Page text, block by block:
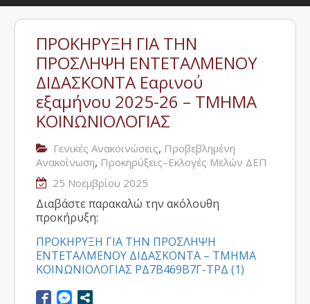
ΠΡΟΚΗΡΥΞΗ ΓΙΑ ΤΗΝ
ΠΡΟΣΛΗΨΗ ΕΝΤΕΤΑΛΜΕΝΟΥ
ΔΙΔΑΣΚΟΝΤΑ Εαρινού
εξαμήνου 2025-26 – ΤΜΗΜΑ
ΚΟΙΝΩΝΙΟΛΟΓΙΑΣ
Γενικές Ανακοινώσεις, Προβεβλημένη
Ανακοίνωση, Προκηρύξεις–Εκλογές Μελών ΔΕΠ
25 Νοεμβρίου 2025
Διαβάστε παρακαλώ την ακόλουθη
προκήρυξη:
ΠΡΟΚΗΡΥΞΗ ΓΙΑ ΤΗΝ ΠΡΟΣΛΗΨΗ
ΕΝΤΕΤΑΛΜΕΝΟΥ ΔΙΔΑΣΚΟΝΤΑ – ΤΜΗΜΑ
ΚΟΙΝΩΝΙΟΛΟΓΙΑΣ ΡΔ7Β469Β7Γ-ΤΡΔ (1)